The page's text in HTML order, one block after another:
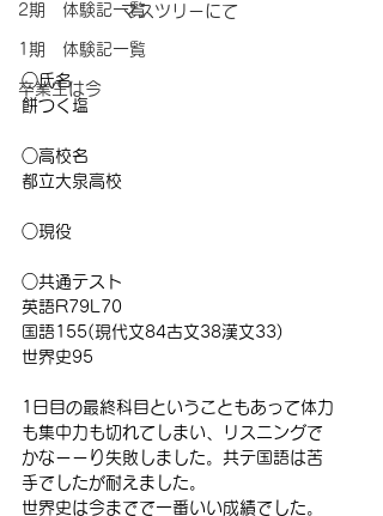
2期 体験記一覧
1期 体験記一覧
卒業生は今
マスツリーにて
○氏名
餅つく塩
○高校名
都立大泉高校
○現役
○共通テスト
英語R79L70
国語155(現代文84古文38漢文33)
世界史95
1日目の最終科目ということもあって体力
も集中力も切れてしまい、リスニングで
かなーーり失敗しました。共テ国語は苦
手でしたが耐えました。
世界史は今までで一番いい成績でした。